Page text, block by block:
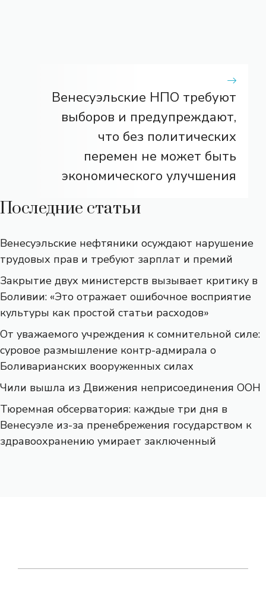
Венесуэльские НПО требуют
выборов и предупреждают,
что без политических
перемен не может быть
экономического улучшения
Последние статьи
Венесуэльские нефтяники осуждают нарушение
трудовых прав и требуют зарплат и премий
Закрытие двух министерств вызывает критику в
Боливии: «Это отражает ошибочное восприятие
культуры как простой статьи расходов»
От уважаемого учреждения к сомнительной силе:
суровое размышление контр-адмирала о
Боливарианских вооруженных силах
Чили вышла из Движения неприсоединения ООН
Тюремная обсерватория: каждые три дня в
Венесуэле из-за пренебрежения государством к
здравоохранению умирает заключенный